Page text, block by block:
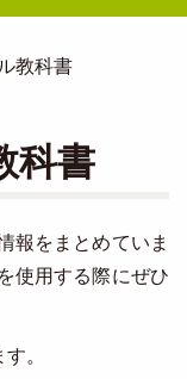
教科書
科書
報をまとめていま
使用する際にぜひ
。